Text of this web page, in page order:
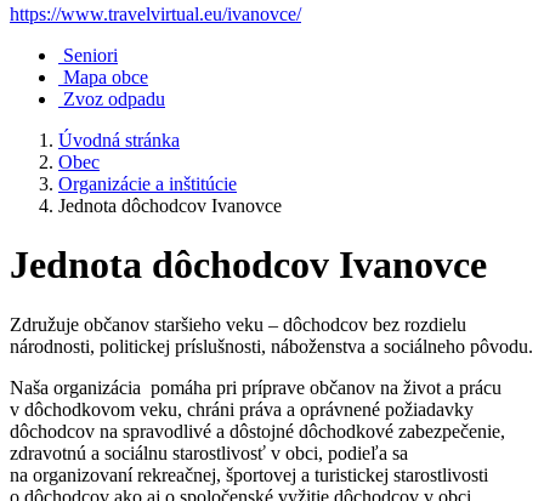
https://www.travelvirtual.eu/ivanovce/
Seniori
Mapa obce
Zvoz odpadu
Úvodná stránka
Obec
Organizácie a inštitúcie
Jednota dôchodcov Ivanovce
Jednota dôchodcov Ivanovce
Združuje občanov staršieho veku – dôchodcov bez rozdielu
národnosti, politickej príslušnosti, náboženstva a sociálneho pôvodu.
Naša organizácia pomáha pri príprave občanov na život a prácu
v dôchodkovom veku, chráni práva a oprávnené požiadavky
dôchodcov na spravodlivé a dôstojné dôchodkové zabezpečenie,
zdravotnú a sociálnu starostlivosť v obci, podieľa sa
na organizovaní rekreačnej, športovej a turistickej starostlivosti
o dôchodcov ako aj o spoločenské vyžitie dôchodcov v obci.